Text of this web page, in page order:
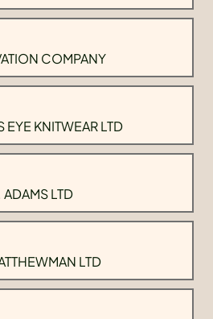
COMPANY
EYE KNITWEAR LTD
ADAMS LTD
LTD